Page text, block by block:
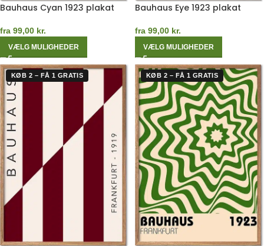
Bauhaus Cyan 1923 plakat
fra 99,00 kr.
VÆLG MULIGHEDER
Bauhaus Eye 1923 plakat
fra 99,00 kr.
VÆLG MULIGHEDER
KØB 2 – FÅ 1 GRATIS KØB 2 – FÅ 1 GRATIS